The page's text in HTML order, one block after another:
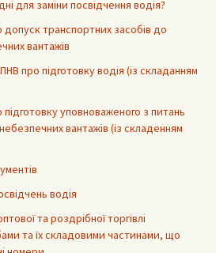
для заміни посвідчення водія?
транспортних засобів до
вантажів
про підготовку водія (із складанням
уповноваженого з питань
вантажів (із складенням
водія
та роздрібної торгівлі
та їх складовими частинами, що